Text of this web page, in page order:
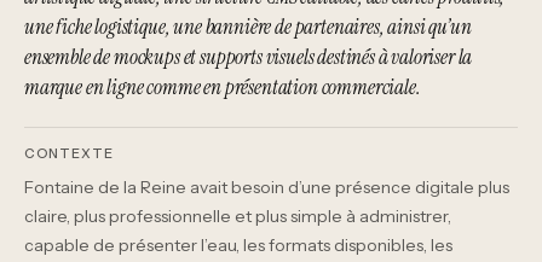
une fiche logistique, une bannière de partenaires, ainsi qu’un
ensemble de mockups et supports visuels destinés à valoriser la
marque en ligne comme en présentation commerciale.
CONTEXTE
Fontaine de la Reine avait besoin d’une présence digitale plus
claire, plus professionnelle et plus simple à administrer,
capable de présenter l’eau, les formats disponibles, les